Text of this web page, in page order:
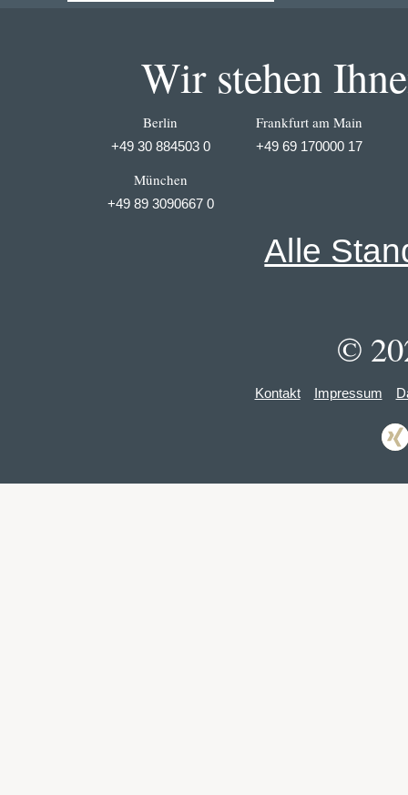
Wir stehen
Berlin
+49 30 884503 0
Frankfurt am Main
+49 69 170000 17
München
+49 89 3090667 0
Alle
©
Kontakt Impressum